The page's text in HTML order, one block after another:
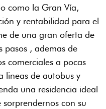
como la Gran Vía,
y rentabilidad para el
de una gran oferta de
pasos , ademas de
comerciales a pocas
lineas de autobus y
una residencia ideal
con su